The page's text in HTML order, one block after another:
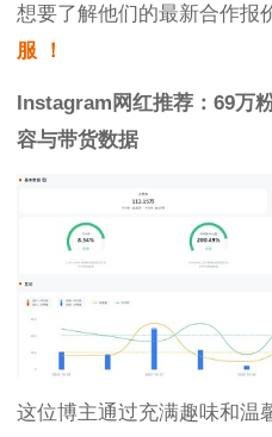
想要了解他们的最新合作报
服 ！
Instagram网红推荐：69万
容与带货数据
这位博主通过充满趣味和温